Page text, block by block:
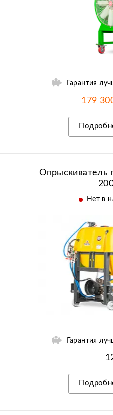
Гарантия
-15%
179
Опрыскиватель
Нет в
Гарантия